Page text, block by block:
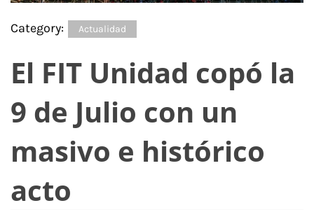
Category: Actualidad
El FIT Unidad copó la
9 de Julio con un
masivo e histórico
acto